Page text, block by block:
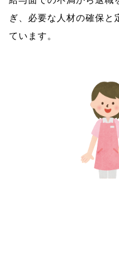
ぎ、必要な人材の確保と
ています。